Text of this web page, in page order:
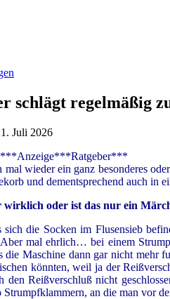
schlägt regelmäßig
Juli 2026
***Anzeige***Ratgeber***
wieder ein ganz besonderes
und dementsprechend auch in
wirklich oder ist das nur ein
sich die Socken im Flusensieb
mal ehrlich… bei einem
die Maschine dann gar nicht mehr
könnten, weil ja der
den Reißverschluß nicht
an die man vor